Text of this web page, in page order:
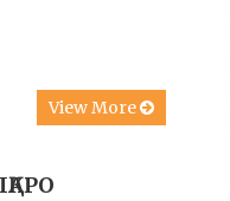
View More